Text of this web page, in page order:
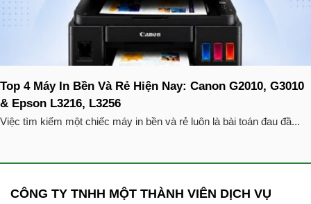
Top 4 Máy In Bền Và Rẻ Hiện Nay: Canon G2010, G3010
& Epson L3216, L3256
Việc tìm kiếm một chiếc máy in bền và rẻ luôn là bài toán đau đầ...
CÔNG TY TNHH MỘT THÀNH VIÊN DỊCH VỤ